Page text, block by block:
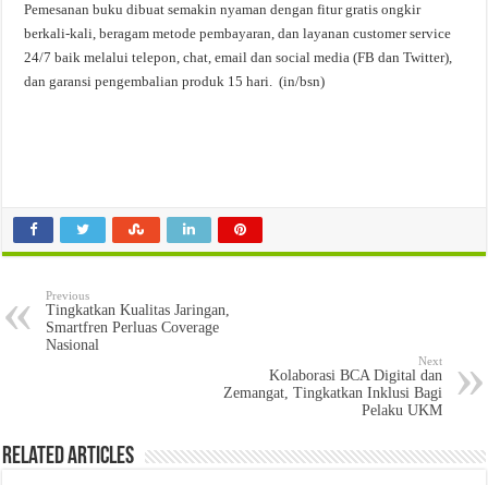
Pemesanan buku dibuat semakin nyaman dengan fitur gratis ongkir
berkali-kali, beragam metode pembayaran, dan layanan customer service
24/7 baik melalui telepon, chat, email dan social media (FB dan Twitter),
dan garansi pengembalian produk 15 hari. (in/bsn)
Previous
Tingkatkan Kualitas Jaringan,
Smartfren Perluas Coverage
Nasional
Next
Kolaborasi BCA Digital dan
Zemangat, Tingkatkan Inklusi Bagi
Pelaku UKM
Related Articles